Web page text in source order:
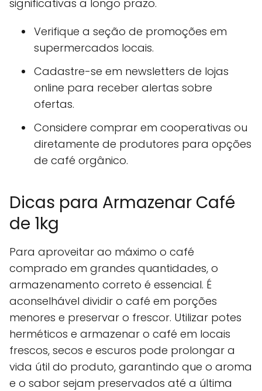
significativas a longo prazo.
Verifique a seção de promoções em
supermercados locais.
Cadastre-se em newsletters de lojas
online para receber alertas sobre
ofertas.
Considere comprar em cooperativas ou
diretamente de produtores para opções
de café orgânico.
Dicas para Armazenar Café
de 1kg
Para aproveitar ao máximo o café
comprado em grandes quantidades, o
armazenamento correto é essencial. É
aconselhável dividir o café em porções
menores e preservar o frescor. Utilizar potes
herméticos e armazenar o café em locais
frescos, secos e escuros pode prolongar a
vida útil do produto, garantindo que o aroma
e o sabor sejam preservados até a última